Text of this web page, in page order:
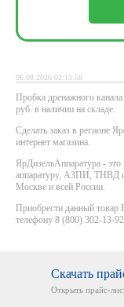
06.08.2026 02:13:58
Пробка дренажного
руб. в наличии на складе.
Сделать заказ в регионе
интернет магазина.
ЯрДизельАппаратура -
аппаратуру, АЗПИ, ТНВД и
Москве и всей России.
Приобрести данный товар
телефону 8 (800) 302-13-
Скачать
Открыть прайс-